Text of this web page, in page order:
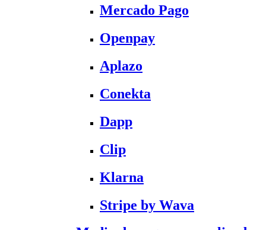
Mercado Pago
Openpay
Aplazo
Conekta
Dapp
Clip
Klarna
Stripe by Wava